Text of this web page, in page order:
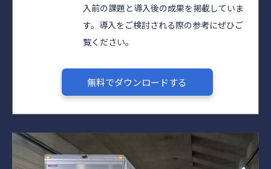
入前の課題と導入後の成果を掲載していま
す。導入をご検討される際の参考にぜひご
覧ください。​​
無料でダウンロードする